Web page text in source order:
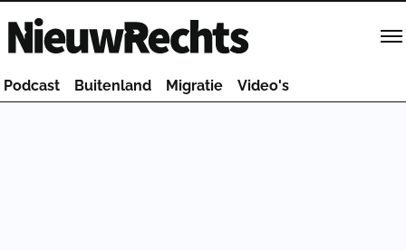
Homepage van NieuwRechts
Podcast Buitenland Migratie Video's